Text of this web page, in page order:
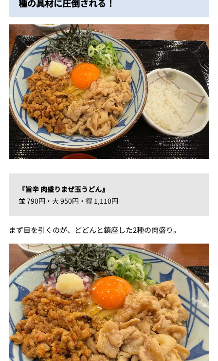
種の具材に圧倒される！
『旨辛 肉盛りまぜ玉うどん』
並 790円・大 950円・得 1,110円
まず目を引くのが、どどんと鎮座した2種の肉盛り。